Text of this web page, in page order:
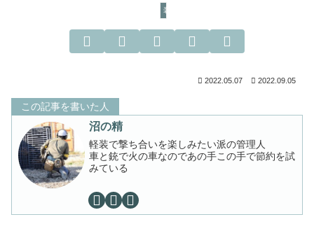
装備
2022.05.07 2022.09.05
この記事を書いた人
沼の精
軽装で撃ち合いを楽しみたい派の管理人
車と銃で火の車なのであの手この手で節約を試
みている